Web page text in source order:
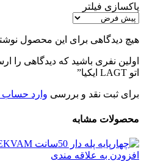
پاکسازی فیلتر
هیچ دیدگاهی برای این محصول
اولین نفری باشید که دیدگاهی را
اتو LAGT ايكيا”
برای ثبت نقد و بررسی وارد حساب
محصولات مشابه
افزودن به علاقه مندی